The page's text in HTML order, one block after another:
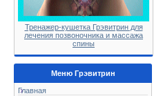
Тренажер-кушетка Грэвитрин для
лечения позвоночника и массажа
спины
Меню Грэвитрин
Главная